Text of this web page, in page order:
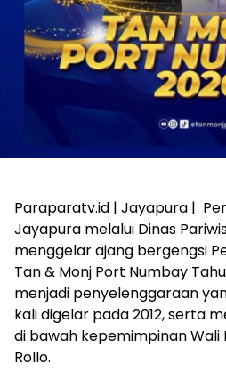
‎Paraparatv.id | Jayapura |
Jayapura melalui Dinas
menggelar ajang bergengsi
Tan & Monj Port Numbay
menjadi penyelenggaraan
kali digelar pada 2012, serta
di bawah kepemimpinan Wali
Rollo.